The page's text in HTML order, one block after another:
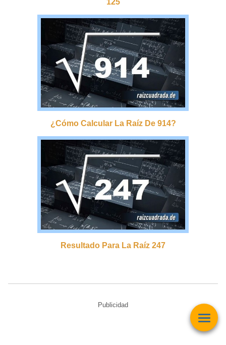
¿cómo Calcular La Raíz De 914?
Resultado Para La Raíz 247
Publicidad